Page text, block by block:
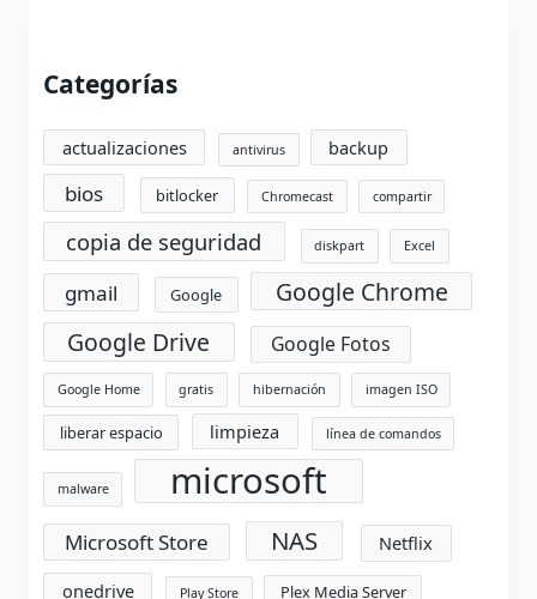
Categorías
actualizaciones antivirus backup
bios bitlocker Chromecast compartir
copia de seguridad diskpart Excel
gmail Google
Google Chrome
Google Drive
Google Fotos
Google Home gratis hibernación imagen ISO
liberar espacio limpieza línea de comandos
malware microsoft
Microsoft Store NAS
Netflix
onedrive
Play Store Plex Media Server